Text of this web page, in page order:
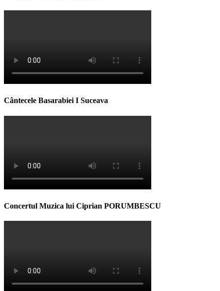
Cântecele Basarabiei I Suceava
Concertul Muzica lui Ciprian PORUMBESCU